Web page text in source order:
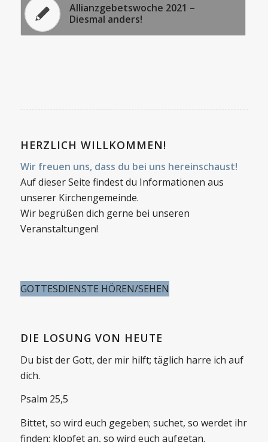
Allianzgebetswoche 2021 –
Diesmal anders!
HERZLICH WILLKOMMEN!
Wir freuen uns, dass du bei uns hereinschaust!
Auf dieser Seite findest du Informationen aus
unserer Kirchengemeinde.
Wir begrüßen dich gerne bei unseren
Veranstaltungen!
GOTTESDIENSTE HÖREN/SEHEN
DIE LOSUNG VON HEUTE
Du bist der Gott, der mir hilft; täglich harre ich auf
dich.
Psalm 25,5
Bittet, so wird euch gegeben; suchet, so werdet ihr
finden; klopfet an, so wird euch aufgetan.